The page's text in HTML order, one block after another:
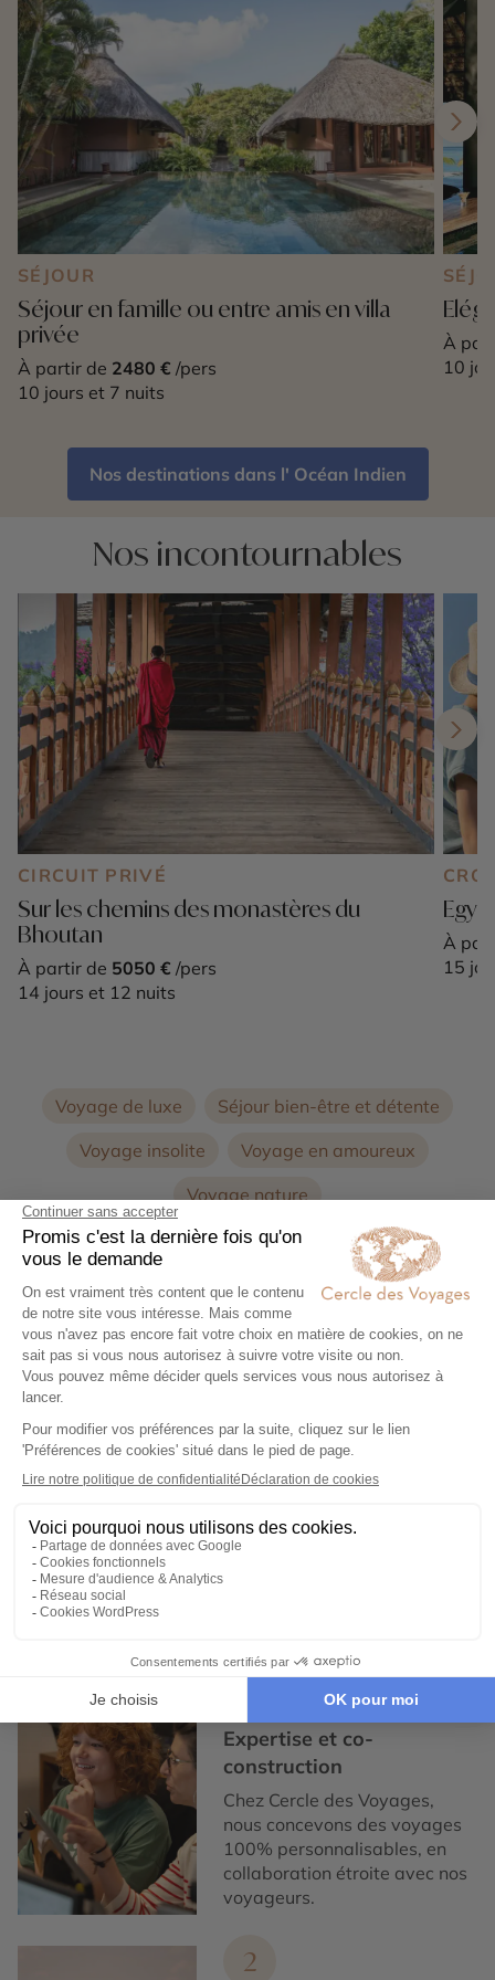
SÉJOUR
Séjour en famille ou entre amis en villa
privée
À partir de 2480 € /pers
10 jours et 7 nuits
À
10
Nos destinations dans l' Océan Indien
Nos incontournables
CIRCUIT PRIVÉ
Sur les chemins des monastères du
Bhoutan
À partir de 5050 € /pers
14 jours et 12 nuits
À
15
Voyage de luxe
Séjour bien-être et détente
Voyage insolite
Voyage en amoureux
Voyage nature
Voyage sur la Côte Nord de l'Île Maurice
Voyages sur la Côte Ouest de l'Île Maurice
Voyage sur la Côte Sud de l'Île Maurice
Location de Villa à l'Île Maurice
Séjour à l'Île Maurice
Expertise et co-construction
Expertise et co-
construction
Chez Cercle des Voyages,
nous concevons des voyages
100% personnalisables, en
collaboration étroite avec nos
voyageurs.
2